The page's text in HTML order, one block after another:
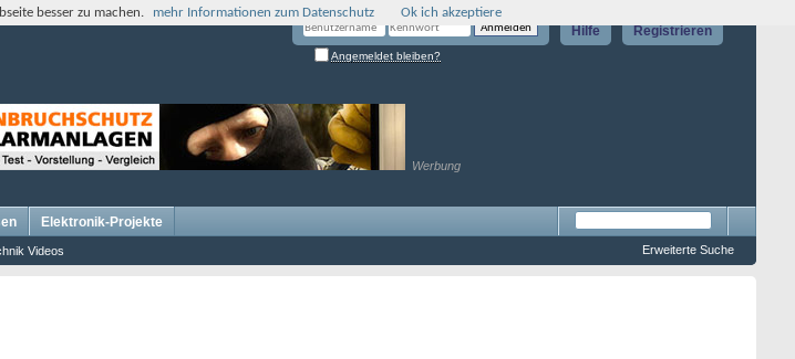
Registrieren
Hilfe
Angemeldet bleiben?
Werbung
Videos
Elektronik-Projekte
Erweiterte Suche
besser zu machen. mehr Informationen zum Datenschutz Ok ich akzeptiere